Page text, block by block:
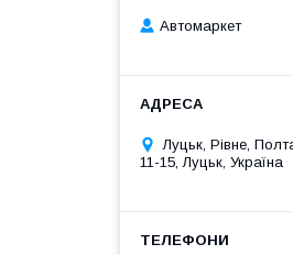
Автомаркет
Луцьк, Рівне,
11-15, Луцьк, Україна